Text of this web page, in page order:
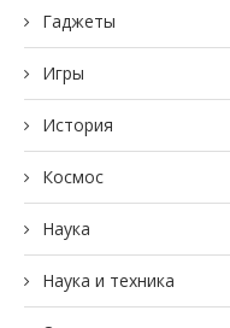
Гаджеты
Игры
История
Космос
Наука
Наука и техника